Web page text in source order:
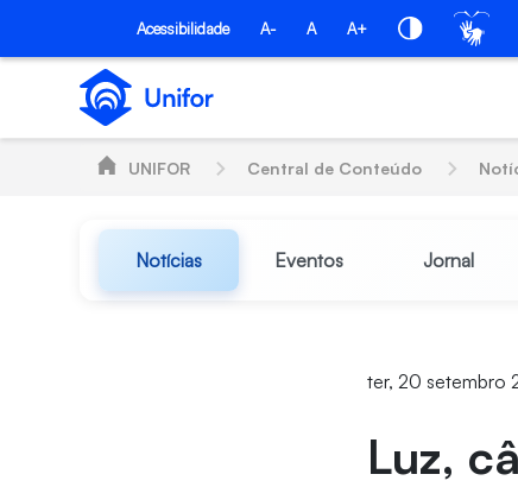
Pular para o Conteúdo principal
Acessibilidade A- A A+
UNIFOR Central de Conteúdo
Notícias Eventos Jornal
ter, 20 setembro
Luz,